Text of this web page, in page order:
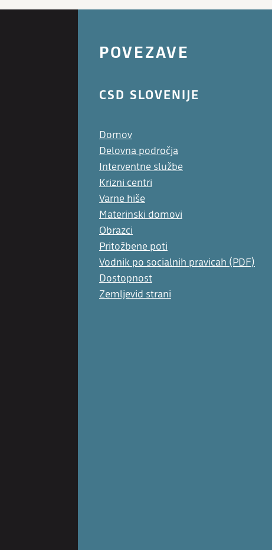
POVEZAVE
CSD SLOVENIJE
Domov
Delovna področja
Interventne službe
Krizni centri
Varne hiše
Materinski domovi
Obrazci
Pritožbene poti
Vodnik po socialnih pravicah (PDF)
Dostopnost
Zemljevid strani